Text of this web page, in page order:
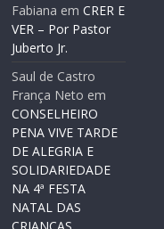
Fabiana emCRER E
VER – Por Pastor
Juberto Jr.
Saul de Castro
França Neto em
CONSELHEIRO
PENA VIVE TARDE
DE ALEGRIA E
SOLIDARIEDADE
NA 4ª FESTA
NATAL DAS
CRIANÇAS